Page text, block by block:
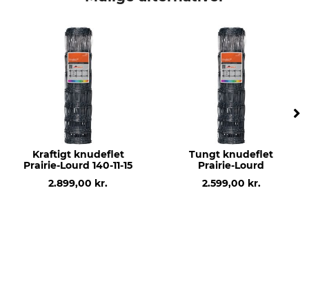
160/20/15 knudeflettet hegn
Antal vertikale tråde.
Horisontaltrådenes afstand
nedefra og op
10 x 5 cm 6 x 10 cm 2 x 15 cm
Horisontaltrådenes
1,6 mm
undertrådsdiameter
Zinkbelægning
Trækstyrke horisontaltråde
Kraftigt knudeflet
Prairie-Lourd 140-11-15
2.899,00 kr.
Tungt knudeflet
Prairie-Lourd
2.599,00 kr.